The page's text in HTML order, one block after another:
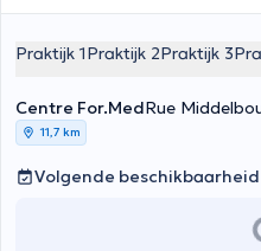
Praktijk 1Praktijk 2Praktijk 3
Centre For.MedRue
11,7 km
Volgende beschikbaarheid